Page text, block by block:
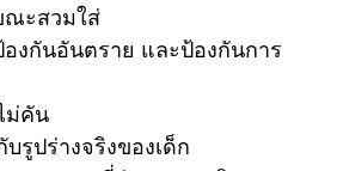
ณะสวมใส่
งกันอันตราย และป้องกันการ
ม่คัน
รูปร่างจริงของเด็ก